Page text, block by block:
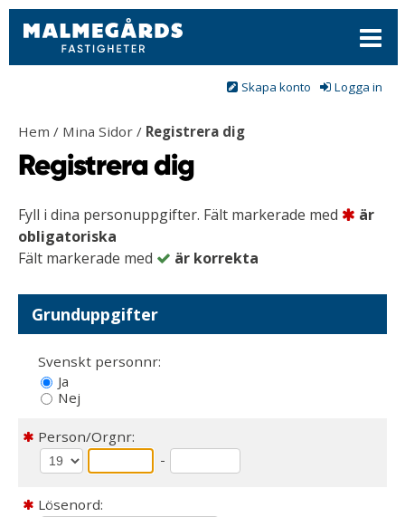
Meny
Logga in
Skapa konto
Hem / Mina Sidor / Registrera dig
Registrera dig
Fyll i dina personuppgifter. Fält markerade med
är
obligatoriska
Fält markerade med
är korrekta
Grunduppgifter
Svenskt personnr:
Ja
Nej
Person/Orgnr:
-
Lösenord: